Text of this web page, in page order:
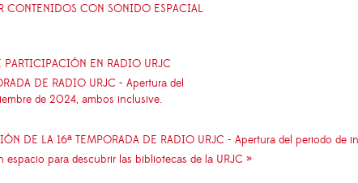
CONTENIDOS CON SONIDO ESPACIAL
PARTICIPACIÓN EN RADIO URJC
DE RADIO URJC - Apertura del
de 2024, ambos inclusive.
DE LA 16ª TEMPORADA DE RADIO URJC - Apertura del periodo
espacio para descubrir las bibliotecas de la URJC »